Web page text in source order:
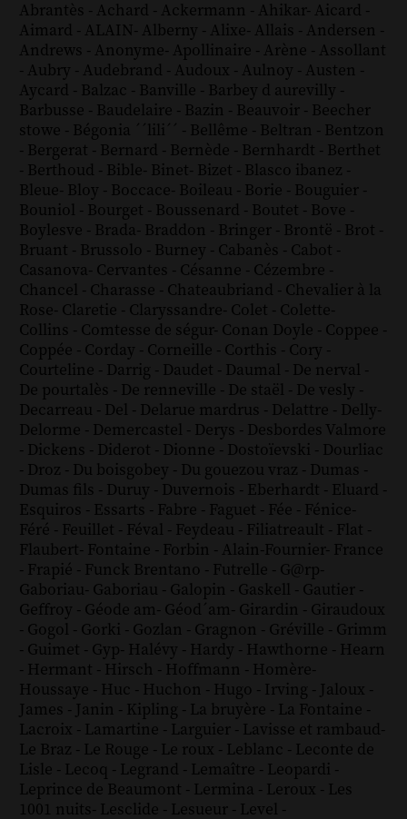
Abrantès - Achard - Ackermann - Ahikar- Aicard -
Aimard - ALAIN- Alberny - Alixe- Allais - Andersen -
Andrews - Anonyme- Apollinaire - Arène - Assollant
- Aubry - Audebrand - Audoux - Aulnoy - Austen -
Aycard - Balzac - Banville - Barbey d aurevilly -
Barbusse - Baudelaire - Bazin - Beauvoir - Beecher
stowe - Bégonia ´´lili´´ - Bellême - Beltran - Bentzon
- Bergerat - Bernard - Bernède - Bernhardt - Berthet
- Berthoud - Bible- Binet- Bizet - Blasco ibanez -
Bleue- Bloy - Boccace- Boileau - Borie - Bouguier -
Bouniol - Bourget - Boussenard - Boutet - Bove -
Boylesve - Brada- Braddon - Bringer - Brontë - Brot -
Bruant - Brussolo - Burney - Cabanès - Cabot -
Casanova- Cervantes - Césanne - Cézembre -
Chancel - Charasse - Chateaubriand - Chevalier à la
Rose- Claretie - Claryssandre- Colet - Colette-
Collins - Comtesse de ségur- Conan Doyle - Coppee -
Coppée - Corday - Corneille - Corthis - Cory -
Courteline - Darrig - Daudet - Daumal - De nerval -
De pourtalès - De renneville - De staël - De vesly -
Decarreau - Del - Delarue mardrus - Delattre - Delly-
Delorme - Demercastel - Derys - Desbordes Valmore
- Dickens - Diderot - Dionne - Dostoïevski - Dourliac
- Droz - Du boisgobey - Du gouezou vraz - Dumas -
Dumas fils - Duruy - Duvernois - Eberhardt - Eluard -
Esquiros - Essarts - Fabre - Faguet - Fée - Fénice-
Féré - Feuillet - Féval - Feydeau - Filiatreault - Flat -
Flaubert- Fontaine - Forbin - Alain-Fournier- France
- Frapié - Funck Brentano - Futrelle - G@rp-
Gaboriau- Gaboriau - Galopin - Gaskell - Gautier -
Geffroy - Géode am- Géod´am- Girardin - Giraudoux
- Gogol - Gorki - Gozlan - Gragnon - Gréville - Grimm
- Guimet - Gyp- Halévy - Hardy - Hawthorne - Hearn
- Hermant - Hirsch - Hoffmann - Homère-
Houssaye - Huc - Huchon - Hugo - Irving - Jaloux -
James - Janin - Kipling - La bruyère - La Fontaine -
Lacroix - Lamartine - Larguier - Lavisse et rambaud-
Le Braz - Le Rouge - Le roux - Leblanc - Leconte de
Lisle - Lecoq - Legrand - Lemaître - Leopardi -
Leprince de Beaumont - Lermina - Leroux - Les
1001 nuits- Lesclide - Lesueur - Level -